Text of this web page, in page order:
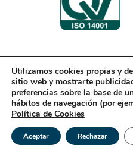
Aviso Legal
Política de Cookies
Política de Privacidad
© 2026 Rondón | Todos
Utilizamos cookies propias y
sitio web y mostrarte
preferencias sobre la base de
hábitos de navegación (por
Política de Cookies
Aceptar Rechazar